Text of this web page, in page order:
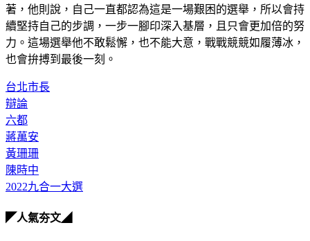
著，他則說，自己一直都認為這是一場艱困的選舉，所以會持
續堅持自己的步調，一步一腳印深入基層，且只會更加倍的努
力。這場選舉他不敢鬆懈，也不能大意，戰戰競競如履薄冰，
也會拚搏到最後一刻。
台北市長
辯論
六都
蔣萬安
黃珊珊
陳時中
2022九合一大選
◤人氣夯文◢